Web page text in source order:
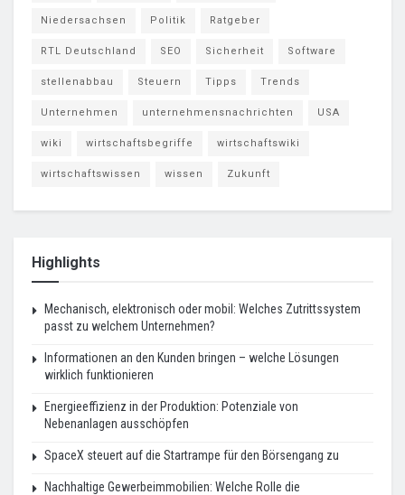
Niedersachsen Politik Ratgeber
RTL Deutschland SEO Sicherheit Software
stellenabbau Steuern Tipps Trends
Unternehmen unternehmensnachrichten USA
wiki wirtschaftsbegriffe wirtschaftswiki
wirtschaftswissen wissen Zukunft
Highlights
Mechanisch, elektronisch oder mobil: Welches Zutrittssystem
passt zu welchem Unternehmen?
Informationen an den Kunden bringen – welche Lösungen
wirklich funktionieren
Energieeffizienz in der Produktion: Potenziale von
Nebenanlagen ausschöpfen
SpaceX steuert auf die Startrampe für den Börsengang zu
Nachhaltige Gewerbeimmobilien: Welche Rolle die